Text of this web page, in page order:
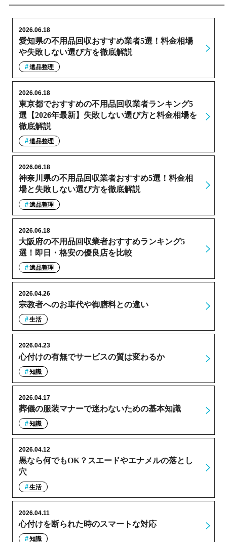
愛知県の不用品回収おすすめ業者5選！料金相場
や失敗しない選び方を徹底解説
2026.06.18
遺品整理
東京都でおすすめの不用品回収業者ランキング5
選【2026年最新】失敗しない選び方と料金相場を
徹底解説
2026.06.18
遺品整理
神奈川県の不用品回収業者おすすめ5選！料金相
場と失敗しない選び方を徹底解説
2026.06.18
遺品整理
大阪府の不用品回収業者おすすめランキング5
選！即日・格安の優良店を比較
2026.06.18
遺品整理
宗教者へのお車代や御膳料との違い
2026.04.26
生活
心付けの有無でサービスの質は変わるか
2026.04.23
知識
葬儀の服装マナーで迷わないための基本知識
2026.04.17
知識
黒なら何でもOK？スエードやエナメルの落とし
穴
2026.04.12
生活
心付けを断られた時のスマートな対応
2026.04.11
知識